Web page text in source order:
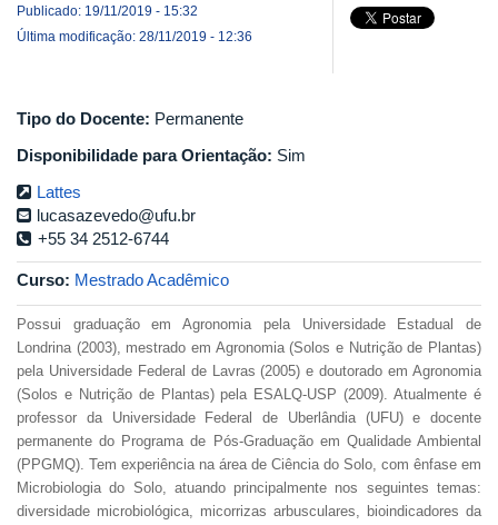
Publicado: 19/11/2019 - 15:32
Última modificação: 28/11/2019 - 12:36
Tipo do Docente: Permanente
Disponibilidade para Orientação: Sim
Lattes
lucasazevedo@ufu.br
+55 34 2512-6744
Curso: Mestrado Acadêmico
Possui graduação em Agronomia pela Universidade Estadual de
Londrina (2003), mestrado em Agronomia (Solos e Nutrição de Plantas)
pela Universidade Federal de Lavras (2005) e doutorado em Agronomia
(Solos e Nutrição de Plantas) pela ESALQ-USP (2009). Atualmente é
professor da Universidade Federal de Uberlândia (UFU) e docente
permanente do Programa de Pós-Graduação em Qualidade Ambiental
(PPGMQ). Tem experiência na área de Ciência do Solo, com ênfase em
Microbiologia do Solo, atuando principalmente nos seguintes temas:
diversidade microbiológica, micorrizas arbusculares, bioindicadores da